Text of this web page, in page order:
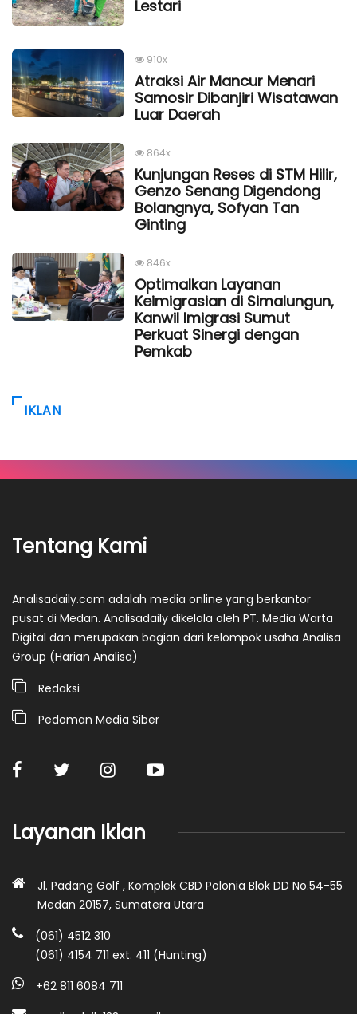
Lestari
910x
Atraksi Air Mancur Menari
Samosir Dibanjiri Wisatawan
Luar Daerah
864x
Kunjungan Reses di STM Hilir,
Genzo Senang Digendong
Bolangnya, Sofyan Tan
Ginting
846x
Optimalkan Layanan
Keimigrasian di Simalungun,
Kanwil Imigrasi Sumut
Perkuat Sinergi dengan
Pemkab
IKLAN
Tentang Kami
Analisadaily.com adalah media online yang berkantor
pusat di Medan. Analisadaily dikelola oleh PT. Media Warta
Digital dan merupakan bagian dari kelompok usaha Analisa
Group (Harian Analisa)
Redaksi
Pedoman Media Siber
Layanan Iklan
Jl. Padang Golf , Komplek CBD Polonia Blok DD No.54-55
Medan 20157, Sumatera Utara
(061) 4512 310
(061) 4154 711 ext. 411 (Hunting)
+62 811 6084 711